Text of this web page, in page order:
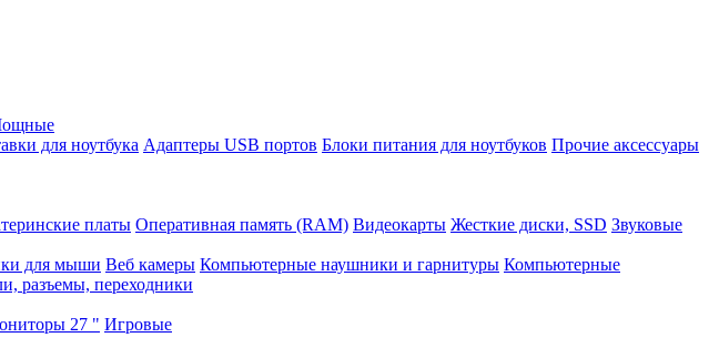
для ноутбука Адаптеры USB портов Блоки питания для ноутбуков Прочие аксессуары
платы Оперативная память (RAM) Видеокарты Жесткие диски, SSD Звуковые
для мыши Веб камеры Компьютерные наушники и гарнитуры Компьютерные
разъемы, переходники
27 " Игровые